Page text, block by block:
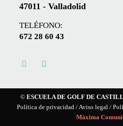
47011 - Valladolid
TELÉFONO:
672 28 60 43
© ESCUELA DE GOLF DE
Política de privacidad / Aviso legal /
Máxima